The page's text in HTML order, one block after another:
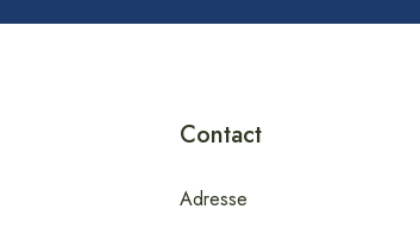
Contact
Adresse